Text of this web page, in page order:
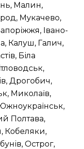
Малин,
Мукачево,
Івано-
Калуш, Галич,
Біла
Дрогобич,
Миколаїв,
Полтава,
Кобеляки,
Острог,